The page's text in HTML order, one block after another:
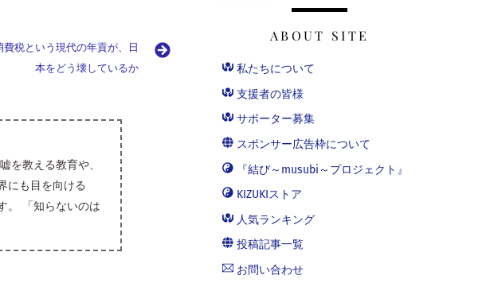
税という現代の年貢が、日
本をどう壊しているか
教える教育や、
にも目を向ける
。 「知らないのは
ABOUT SITE
私たちについて
支援者の皆様
サポーター募集
スポンサー広告枠について
『結び～musubi～プロジェクト』
KIZUKIストア
人気ランキング
投稿記事一覧
お問い合わせ